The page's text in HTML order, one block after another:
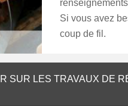
Si vous avez
coup de fil.
SUR LES TRAVAUX DE